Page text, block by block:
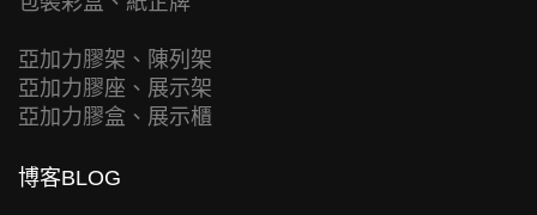
亞加力膠架、陳列架
亞加力膠座、展示架
亞加力膠盒、展示櫃
博客BLOG